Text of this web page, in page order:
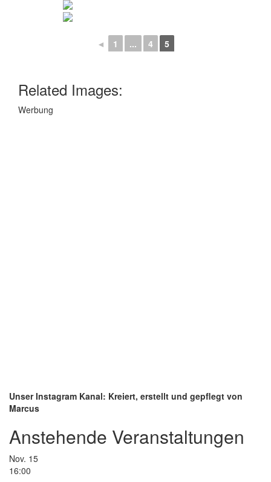
◄ 1 ... 4 5
Related Images:
Werbung
Unser Instagram Kanal: Kreiert, erstellt und gepflegt von
Marcus
Anstehende Veranstaltungen
Nov. 15
16:00